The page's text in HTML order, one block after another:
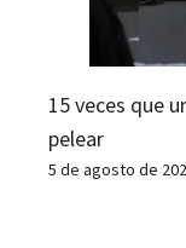
15 veces que
pelear
5 de agosto de